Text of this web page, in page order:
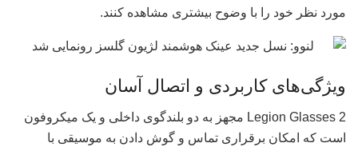
مورد نظر خود را با وضوح بیشتری مشاهده کنند.
ویژگی‌های کاربردی و اتصال آسان
Legion Glasses 2 مجهز به دو بلندگوی داخلی و یک میکروفون
است که امکان برقراری تماس و گوش دادن به موسیقی با